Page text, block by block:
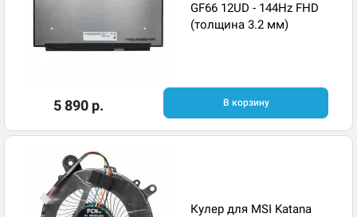
GF66 12UD - 144Hz FHD
(толщина 3.2 мм)
5 890 р. В корзину
Кулер для MSI Katana